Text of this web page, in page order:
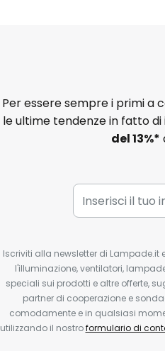
Per essere sempre i primi a
le ultime tendenze in fatto di
del13%*
Iscriviti alla newsletter di
l'illuminazione, ventilatori,
speciali sui prodotti e altre offerte,
partner di cooperazione e
comodamente e in qualsiasi
utilizzando il nostroformulario di